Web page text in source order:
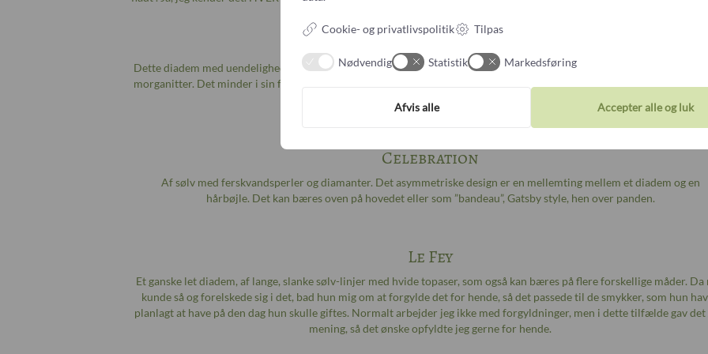
Infinity
Dette diadem med uendelighedstegn er skabt som bryllupsdiadem til en tysk kvinde der selv kom med de smukke, sart
morganitter. Det minder i sin form lidt om de klassiske ”fringe”-diademer, som vi har set på mange royale hoveder
Celebration
Af sølv med ferskvandsperler og diamanter. Det asymmetriske design er en mellemting mellem et diadem og en
hårbøjle. Det kan bæres oven på hovedet eller som ”bandeau”, Gatsby style, hen over panden.
Le Fey
Et ganske let diadem, af lange, slanke sølv-linjer med hvide topaser, som også kan bæres på flere forskellige måder. Da
kunde så og forelskede sig i det, bad hun mig om at forgylde det for hende, så det passede til de smykker, som hun
planlagt at have på den dag hun skulle giftes. Normalt arbejder jeg ikke med forgyldninger, men i dette tilfælde gav det
mening, så det ønske opfyldte jeg gerne for hende.
Cookie- og privatlivspolitik Tilpas
Nødvendig Statistik Markedsføring
Afvis alle Accepter alle og luk